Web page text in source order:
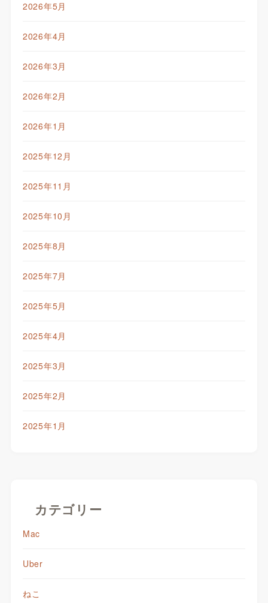
2026年5月
2026年4月
2026年3月
2026年2月
2026年1月
2025年12月
2025年11月
2025年10月
2025年8月
2025年7月
2025年5月
2025年4月
2025年3月
2025年2月
2025年1月
カテゴリー
Mac
Uber
ねこ